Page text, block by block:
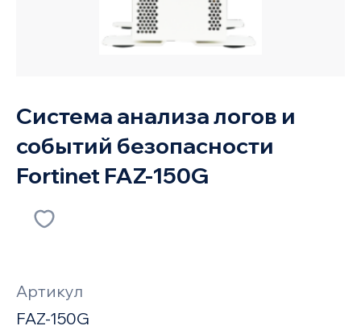
Система анализа логов и
событий безопасности
Fortinet FAZ-150G
Артикул
FAZ-150G